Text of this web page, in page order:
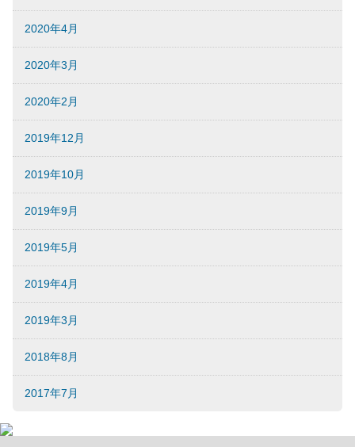
2020年4月
2020年3月
2020年2月
2019年12月
2019年10月
2019年9月
2019年5月
2019年4月
2019年3月
2018年8月
2017年7月